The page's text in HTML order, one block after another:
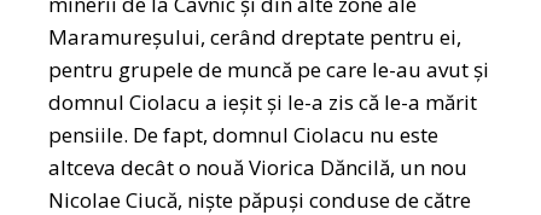
Maramureșului, cerând dreptate pentru ei,
pentru grupele de muncă pe care le-au avut și
domnul Ciolacu a ieșit și le-a zis că le-a mărit
pensiile. De fapt, domnul Ciolacu nu este
altceva decât o nouă Viorica Dăncilă, un nou
Nicolae Ciucă, niște păpuși conduse de către